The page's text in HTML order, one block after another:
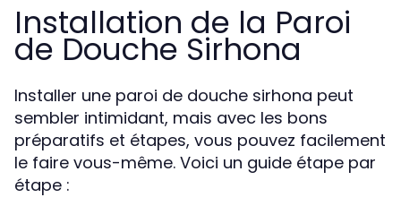
Installation de la Paroi
de Douche Sirhona
Installer une paroi de douche sirhona peut
sembler intimidant, mais avec les bons
préparatifs et étapes, vous pouvez facilement
le faire vous-même. Voici un guide étape par
étape :